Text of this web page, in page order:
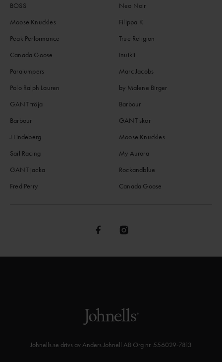
BOSS
Moose Knuckles
Peak Performance
Canada Goose
Parajumpers
Polo Ralph Lauren
GANT tröja
Barbour
J.Lindeberg
Sail Racing
GANT jacka
Fred Perry
Neo Noir
Filippa K
True Religion
Inuikii
Marc Jacobs
by Malene Birger
Barbour
GANT skor
Moose Knuckles
My Aurora
Rockandblue
Canada Goose
Johnells.se drivs av Anders Johnell AB Org nr. 556029-7813